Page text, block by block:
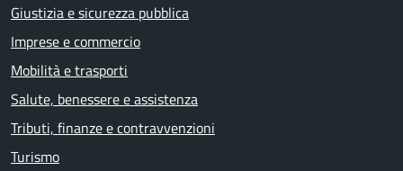
Giustizia e sicurezza pubblica
Imprese e commercio
Mobilità e trasporti
Salute, benessere e assistenza
Tributi, finanze e contravvenzioni
Turismo